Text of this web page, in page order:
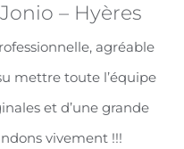
– Hyères
agréable
mettre toute l’équipe
et d’une grande
vivement !!!